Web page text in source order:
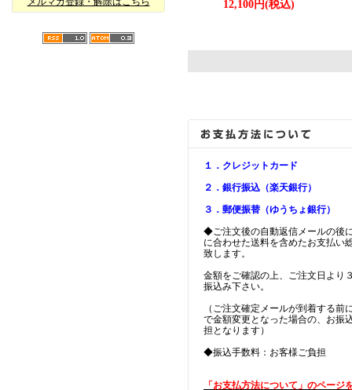
12,100円(税込)
１．クレジットカード
２．銀行振込（楽天銀行）
３．郵便振替（ゆうちょ銀行）
◆ご注文後の自動返信メールの後
に合わせた送料を含めたお支払い
致します。
金額をご確認の上、ご注文日より
振込み下さい。
（ご注文確定メールが到着する前
で金額変更となった場合の、お振
担となります）
◆振込手数料：お客様ご負担
「お支払方法について」のページ